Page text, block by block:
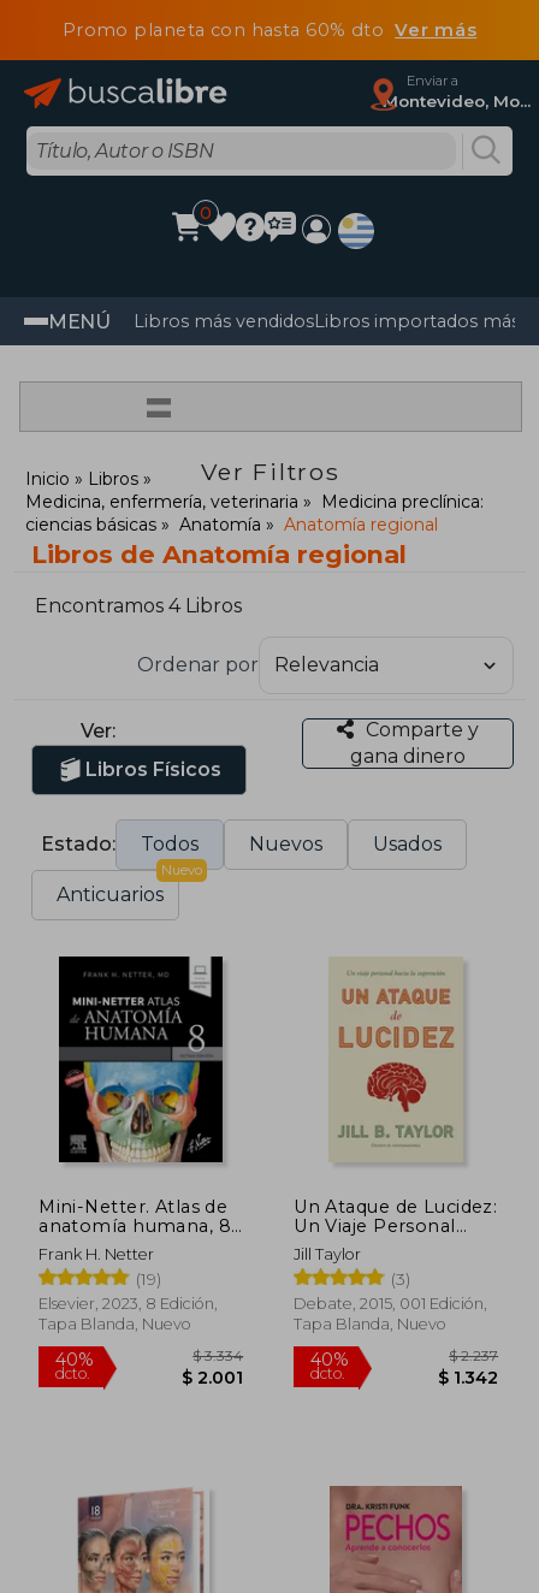
Promo planeta con hasta 60% dtoVer más
Enviar a
Montevideo, Montevideo
0
MENÚ Libros más vendidosLibros importados más
=
Ver Filtros
Inicio
Libros
Medicina, enfermería, veterinaria
Medicina preclínica:
ciencias básicas
Anatomía Anatomía regional
Libros de Anatomía regional
Encontramos 4 Libros
Ordenar por
Ver:
Libros Físicos
Comparte y
gana dinero
Estado: Todos Nuevos Usados
Anticuarios
Nuevo
Mini-Netter. Atlas de
anatomía humana, 8a
ed
Frank H. Netter
(19)
Elsevier, 2023, 8 Edición,
Tapa Blanda, Nuevo
40%
dcto. $ 2.001
Un Ataque de Lucidez:
Un Viaje Personal
Hacia la Superación
(Ciencia y Tecnología)
Jill Taylor
(3)
Debate, 2015, 001 Edición,
Tapa Blanda, Nuevo
40%
dcto.